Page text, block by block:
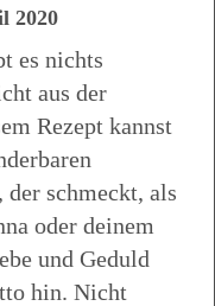
2020
es nichts
aus der
Rezept kannst
schmeckt, als
oder deinem
und Geduld
hin. Nicht